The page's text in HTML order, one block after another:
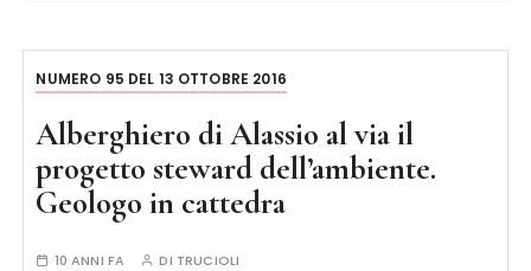
NUMERO 95 DEL 13 OTTOBRE 2016
Alberghiero di Alassio al via il
progetto steward dell’ambiente.
Geologo in cattedra
10 ANNI FA DI TRUCIOLI